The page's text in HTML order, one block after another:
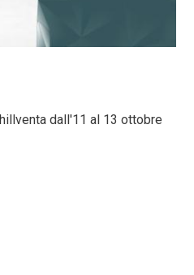
dall'11 al 13 ottobre